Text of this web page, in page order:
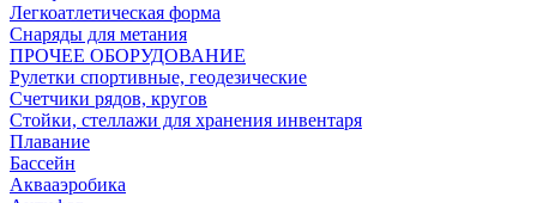
Легкоатлетическая форма
Снаряды для метания
ПРОЧЕЕ ОБОРУДОВАНИЕ
Рулетки спортивные, геодезические
Счетчики рядов, кругов
Стойки, стеллажи для хранения инвентаря
Плавание
Бассейн
Аквааэробика